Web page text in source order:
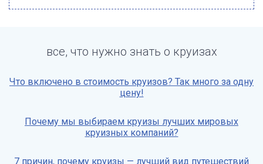
все, что нужно знать о круизах
Что включено в стоимость круизов? Так много за одну
цену!
Почему мы выбираем круизы лучших мировых
круизных компаний?
7 причин, почему круизы — лучший вид путешествий